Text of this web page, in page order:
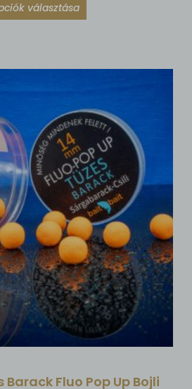
választása
Barack Fluo Pop Up Bojli